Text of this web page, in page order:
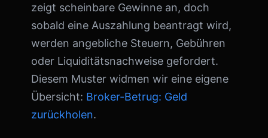
zeigt scheinbare Gewinne an, doch
sobald eine Auszahlung beantragt wird,
werden angebliche Steuern, Gebühren
oder Liquiditätsnachweise gefordert.
Diesem Muster widmen wir eine eigene
Übersicht: Broker-Betrug: Geld
zurückholen.